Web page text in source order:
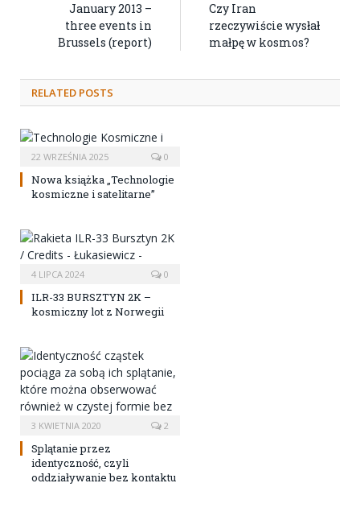
January 2013 –
three events in
Brussels (report)
Czy Iran
rzeczywiście wysłał
małpę w kosmos?
RELATED POSTS
22 WRZEŚNIA 2025 0
Nowa książka „Technologie
kosmiczne i satelitarne”
4 LIPCA 2024 0
ILR-33 BURSZTYN 2K –
kosmiczny lot z Norwegii
3 KWIETNIA 2020 2
Splątanie przez
identyczność, czyli
oddziaływanie bez kontaktu